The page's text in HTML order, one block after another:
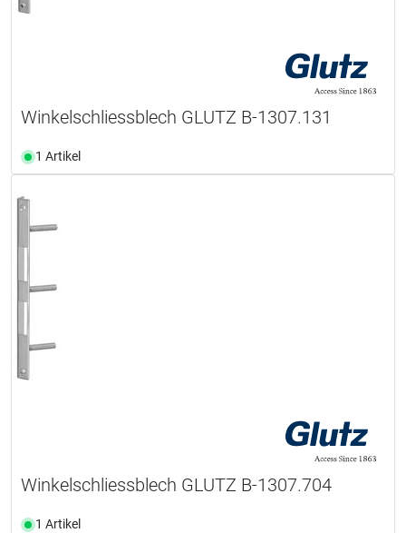
Winkelschliessblech GLUTZ B-1307.131
1 Artikel
Winkelschliessblech GLUTZ B-1307.704
1 Artikel